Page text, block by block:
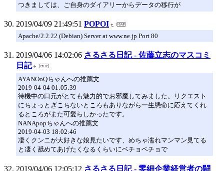
つきましては、ご自身のダイアリーからデータの移行が
2019/04/09 21:49:51 POPOI
Apache/2.2.22 (Debian) Server at www.ne.jp Port 80
2019/04/06 14:02:06 さるさる日記 - 佐藤立志のマスコミ
日記
AYANOoQちゃんへの推薦文
2019-04-04 01:05:39
待機中の口元がとても魅力的でお邪魔してみました。リクエスト
にちょっとぎこちないところもありながら一生懸命に応えてくれ
るところがまた可愛らしかったです。
NANApopちゃんへの推薦文
2019-04-03 18:02:46
凄くクンニが大好きな娘見たいです、めちゃ濡れマンマン見てる
と凄く舐めてあげたくなるくらいにベチョベチョで
2019/04/06 12:05:12 さるさる日記 - 零細企業経営者の闘